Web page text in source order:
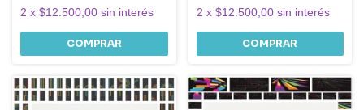
2 x $12.500,00 sin interés
2 x $12.500,00 sin interés